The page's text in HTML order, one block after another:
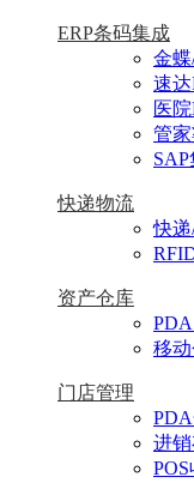
ERP条码集成
金
速
医
管
快递物流
快
资产仓库
移
门店管理
进